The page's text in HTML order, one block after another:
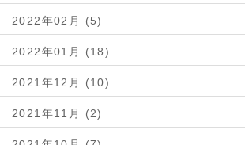
2022年02月 (5)
2022年01月 (18)
2021年12月 (10)
2021年11月 (2)